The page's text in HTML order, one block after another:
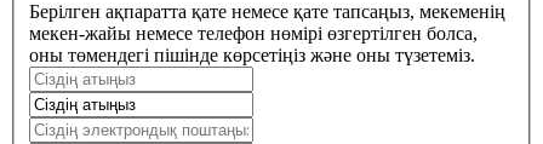
Берілген ақпаратта қате немесе қате тапсаңыз, мекеменің
мекен-жайы немесе телефон нөмірі өзгертілген болса,
оны төмендегі пішінде көрсетіңіз және оны түзетеміз.